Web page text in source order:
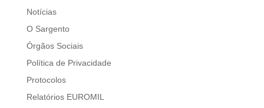
Notícias
O Sargento
Órgãos Sociais
Política de Privacidade
Protocolos
Relatórios EUROMIL